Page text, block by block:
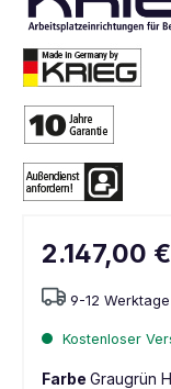
2.147,00 €
9-12 Werktage
Kostenloser
Farbe Graugrün